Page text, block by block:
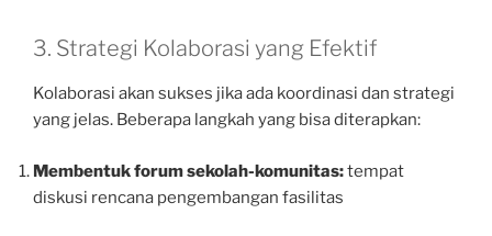
3. Strategi Kolaborasi yang Efektif
Kolaborasi akan sukses jika ada koordinasi dan strategi
yang jelas. Beberapa langkah yang bisa diterapkan:
Membentuk forum sekolah-komunitas:tempat
diskusi rencana pengembangan fasilitas